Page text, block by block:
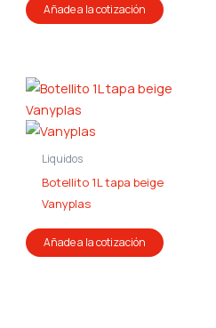
Añade a la cotización
Liquidos
Botellito 1L tapa beige
Vanyplas
Añade a la cotización